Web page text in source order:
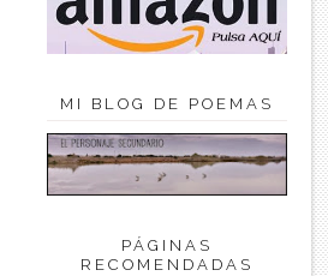
MI BLOG DE POEMAS
PÁGINAS
RECOMENDADAS